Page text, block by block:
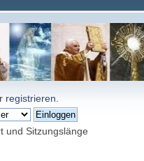
registrieren
und Sitzungslänge